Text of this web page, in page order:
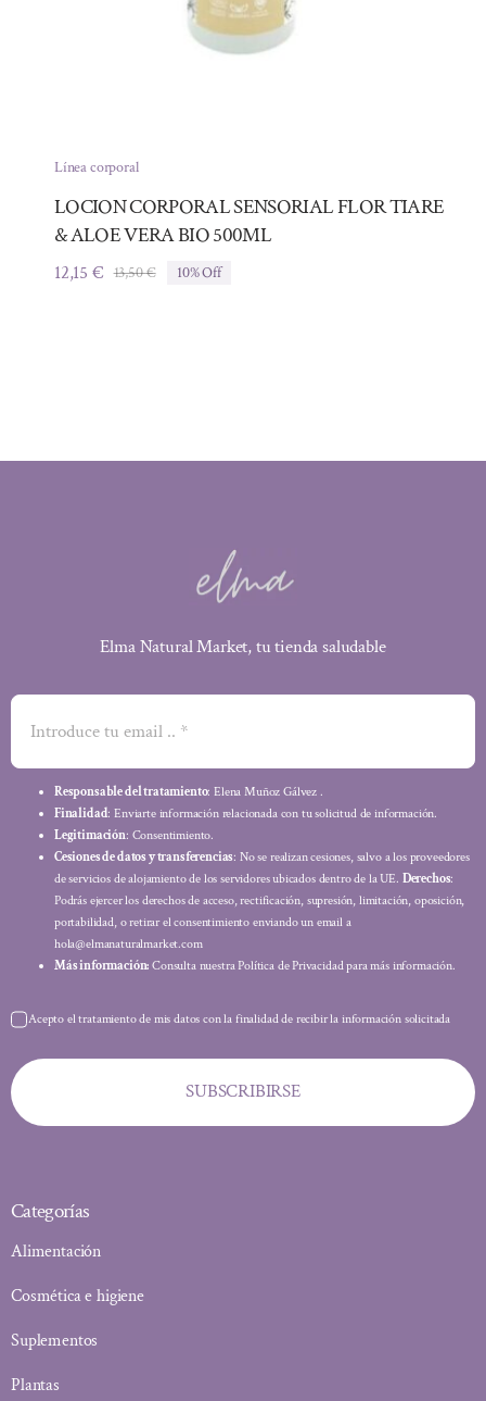
Línea corporal
LOCION CORPORAL SENSORIAL FLOR TIARE
& ALOE VERA BIO 500ML
13,50€El
12,15 €
El
10% Off
Elma Natural Market, tu tienda saludable
Responsable del tratamiento: Elena Muñoz Gálvez .
Finalidad: Enviarte información relacionada con tu solicitud de información.
Legitimación: Consentimiento.
Cesiones de datos y transferencias: No se realizan cesiones, salvo a los proveedores
de servicios de alojamiento de los servidores ubicados dentro de la UE. Derechos:
Podrás ejercer los derechos de acceso, rectificación, supresión, limitación, oposición,
portabilidad, o retirar el consentimiento enviando un email a
hola@elmanaturalmarket.com
Más información: Consulta nuestra Política de Privacidad para más información.
Acepto el tratamiento de mis datos con la finalidad de recibir la información solicitada
SUBSCRIBIRSE
Categorías
Alimentación
Cosmética e higiene
Suplementos
Plantas